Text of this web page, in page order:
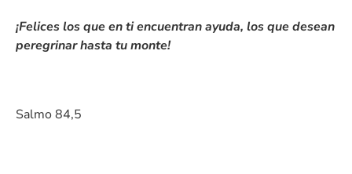
¡Felices los que en ti encuentran ayuda, los que desean
peregrinar hasta tu monte!
Salmo 84,5